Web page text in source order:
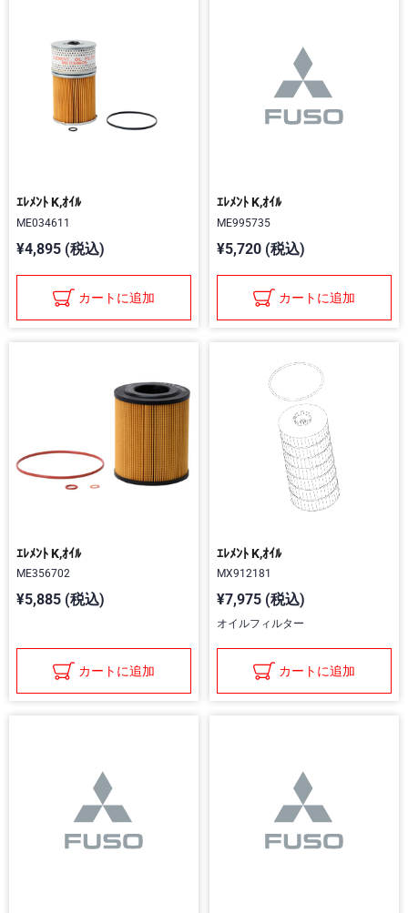
ｴﾚﾒﾝﾄ K,ｵｲﾙ
ME034611
¥4,895 (税込)
カートに追加
ｴﾚﾒﾝﾄ K,ｵｲﾙ
ME995735
¥5,720 (税込)
カートに追加
ｴﾚﾒﾝﾄ K,ｵｲﾙ
ME356702
¥5,885 (税込)
カートに追加
ｴﾚﾒﾝﾄ K,ｵｲﾙ
MX912181
¥7,975 (税込)
オイルフィルター
カートに追加